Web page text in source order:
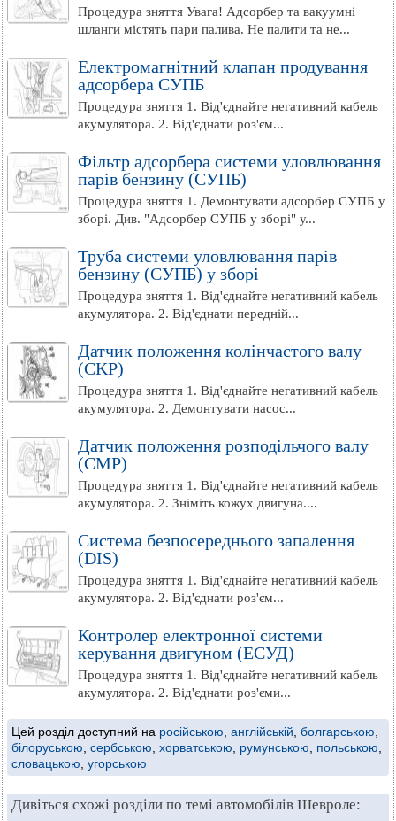
Процедура зняття Увага! Адсорбер та вакуумні
шланги містять пари палива. Не палити та не...
Електромагнітний клапан продування
адсорбера СУПБ
Процедура зняття 1. Від'єднайте негативний кабель
акумулятора. 2. Від'єднати роз'єм...
Фільтр адсорбера системи уловлювання
парів бензину (СУПБ)
Процедура зняття 1. Демонтувати адсорбер СУПБ у
зборі. Див. "Адсорбер СУПБ у зборі" у...
Труба системи уловлювання парів
бензину (СУПБ) у зборі
Процедура зняття 1. Від'єднайте негативний кабель
акумулятора. 2. Від'єднати передній...
Датчик положення колінчастого валу
(CKP)
Процедура зняття 1. Від'єднайте негативний кабель
акумулятора. 2. Демонтувати насос...
Датчик положення розподільчого валу
(СМР)
Процедура зняття 1. Від'єднайте негативний кабель
акумулятора. 2. Зніміть кожух двигуна....
Система безпосереднього запалення
(DIS)
Процедура зняття 1. Від'єднайте негативний кабель
акумулятора. 2. Від'єднати роз'єм...
Контролер електронної системи
керування двигуном (ЕСУД)
Процедура зняття 1. Від'єднайте негативний кабель
акумулятора. 2. Від'єднати роз'єми...
Цей розділ доступний на російською англійській болгарською
білоруською сербською хорватською румунською польською
словацькою угорською
Дивіться схожі розділи по темі автомобілів Шевроле: